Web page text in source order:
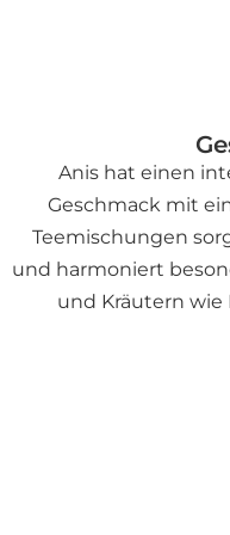
Anis hat einen
Geschmack mit
Teemischungen
und harmoniert
und Kräutern wie